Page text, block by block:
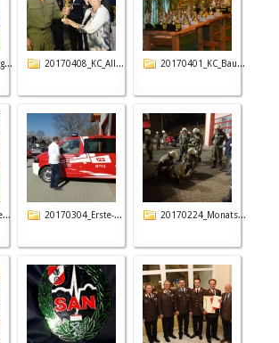
20170408_KC_All... 20170401_KC_Bau...
20170304_Erste-... 20170224_Monats...